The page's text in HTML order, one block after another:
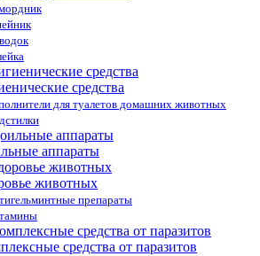
средства
для туалетов домашних животных
аппараты
животных
препараты
средства от паразитов